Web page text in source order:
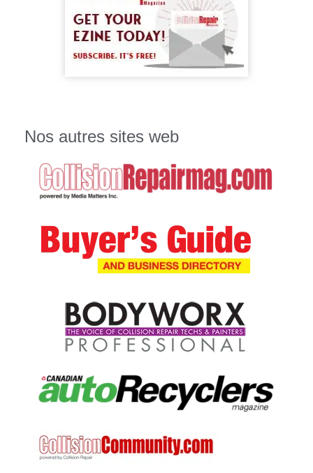
Nos autres sites web